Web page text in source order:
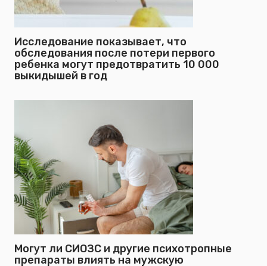
Исследование показывает, что
обследования после потери первого
ребенка могут предотвратить 10 000
выкидышей в год
Могут ли СИОЗС и другие психотропные
препараты влиять на мужскую